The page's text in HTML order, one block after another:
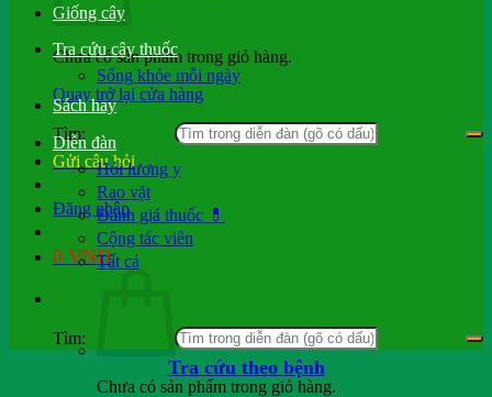
Chưa có sản phẩm trong giỏ hàng.
Quay trở lại cửa hàng
Tìm:
Gửi câu hỏi
Đăng nhập
0 VND
Chưa có sản phẩm trong giỏ hàng.
Giống cây
Tra cứu cây thuốc
Sống khỏe mỗi ngày
Sách hay
Diễn đàn
Hỏi lương y
Rao vặt
Đánh giá thuốc 💊
Cộng tác viên
Tất cả
Tìm:
Tra cứu theo bệnh